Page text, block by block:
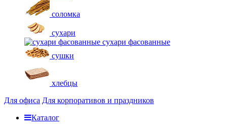
соломка
сухари
сухари фасованные
сушки
хлебцы
Для офиса Для корпоративов и праздников
Каталог